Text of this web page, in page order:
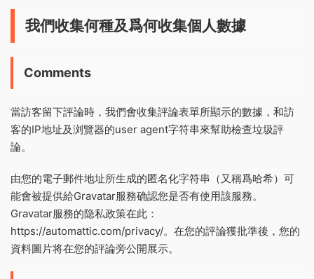
我們收集何種及爲何收集個人數據
Comments
當訪客留下評論時，我們會收集評論表單所顯示的數據，和訪
客的IP地址及浏覽器的user agent字符串來幫助檢查垃圾評
論。
由您的電子郵件地址所生成的匿名化字符串（又稱爲哈希）可
能會被提供給Gravatar服務确認您是否有使用該服務。
Gravatar服務的隐私政策在此：
https://automattic.com/privacy/。在您的評論獲批準後，您的
資料圖片将在您的評論旁公開展示。